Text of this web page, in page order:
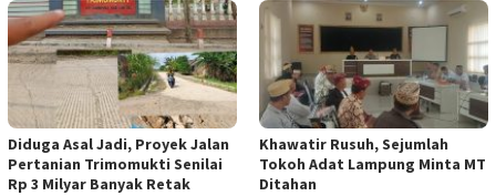
Diduga Asal Jadi, Proyek Jalan
Pertanian Trimomukti Senilai
Rp 3 Milyar Banyak Retak
Khawatir Rusuh, Sejumlah
Tokoh Adat Lampung Minta MT
Ditahan